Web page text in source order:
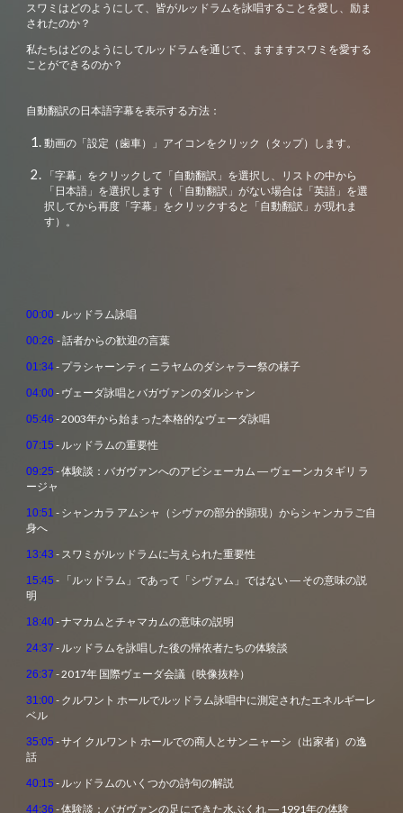
スワミはどのようにして、皆がルッドラムを詠唱することを愛し、励ま
されたのか？
私たちはどのようにしてルッドラムを通じて、ますますスワミを愛する
ことができるのか？
自動翻訳の日本語字幕を表示する方法：
動画の「設定（歯車）」アイコンをクリック（タップ）します。
「字幕」をクリック して「自動翻訳」を選択し、リストの中から
「日本語」を選択します（「自動翻訳」がない場合は「英語」を選
択してから再度「字幕」をクリックすると「自動翻訳」が現れま
す）。
00:00- ルッドラム詠唱
00:26 - 話者からの歓迎の言葉
01:34- プラシャーンティ ニラヤムのダシャラー祭の様子
04:00- ヴェーダ詠唱とバガヴァンのダルシャン
05:46 - 2003年から始まった本格的なヴェーダ詠唱
07:15 - ルッドラムの重要性
09:25 - 体験談：バガヴァンへのアビシェーカム ― ヴェーンカタギリ ラ
ージャ
10:51 - シャンカラ アムシャ（シヴァの部分的顕現）からシャンカラご自
身へ
13:43 - スワミがルッドラムに与えられた重要性
15:45 - 「ルッドラム」であって「シヴァム」ではない ― その意味の説
明
18:40- ナマカムとチャマカムの意味の説明
24:37 - ルッドラムを詠唱した後の帰依者たちの体験談
26:37 - 2017年 国際ヴェーダ会議（映像抜粋）
31:00- クルワント ホールでルッドラム詠唱中に測定されたエネルギーレ
ベル
35:05 - サイ クルワント ホールでの商人とサンニャーシ（出家者）の逸
話
40:15 - ルッドラムのいくつかの詩句の解説
44:36 - 体験談：バガヴァンの足にできた水ぶくれ ― 1991年の体験